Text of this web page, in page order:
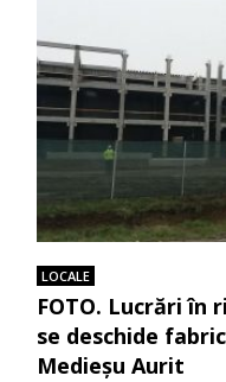
LOCALE
FOTO. Lucrări în
se deschide
Medieşu Aurit